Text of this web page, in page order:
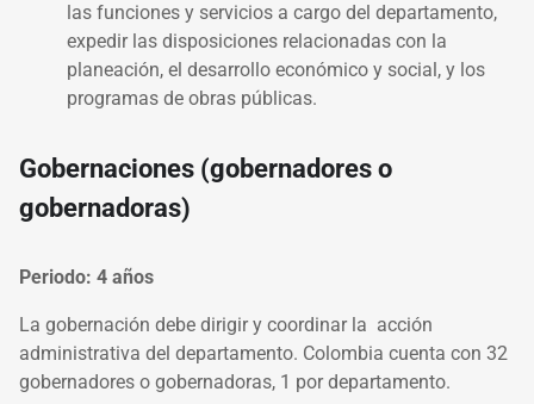
las funciones y servicios a cargo del departamento,
expedir las disposiciones relacionadas con la
planeación, el desarrollo económico y social, y los
programas de obras públicas.
Gobernaciones (gobernadores o
gobernadoras)
Periodo: 4 años
La gobernación debe dirigir y coordinar la acción
administrativa del departamento. Colombia cuenta con 32
gobernadores o gobernadoras, 1 por departamento.